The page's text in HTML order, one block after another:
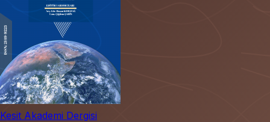
Kesit Akademi Dergisi